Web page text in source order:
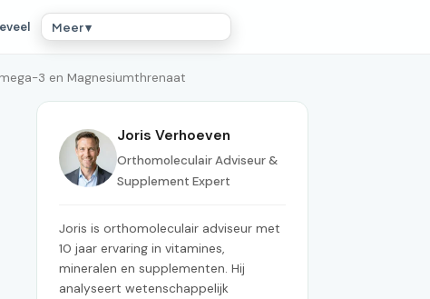
Meer ▾
3 en Magnesiumthrenaat
Joris Verhoeven
Orthomoleculair Adviseur &
Supplement Expert
Joris is orthomoleculair adviseur met
10 jaar ervaring in vitamines,
mineralen en supplementen. Hij
analyseert wetenschappelijk